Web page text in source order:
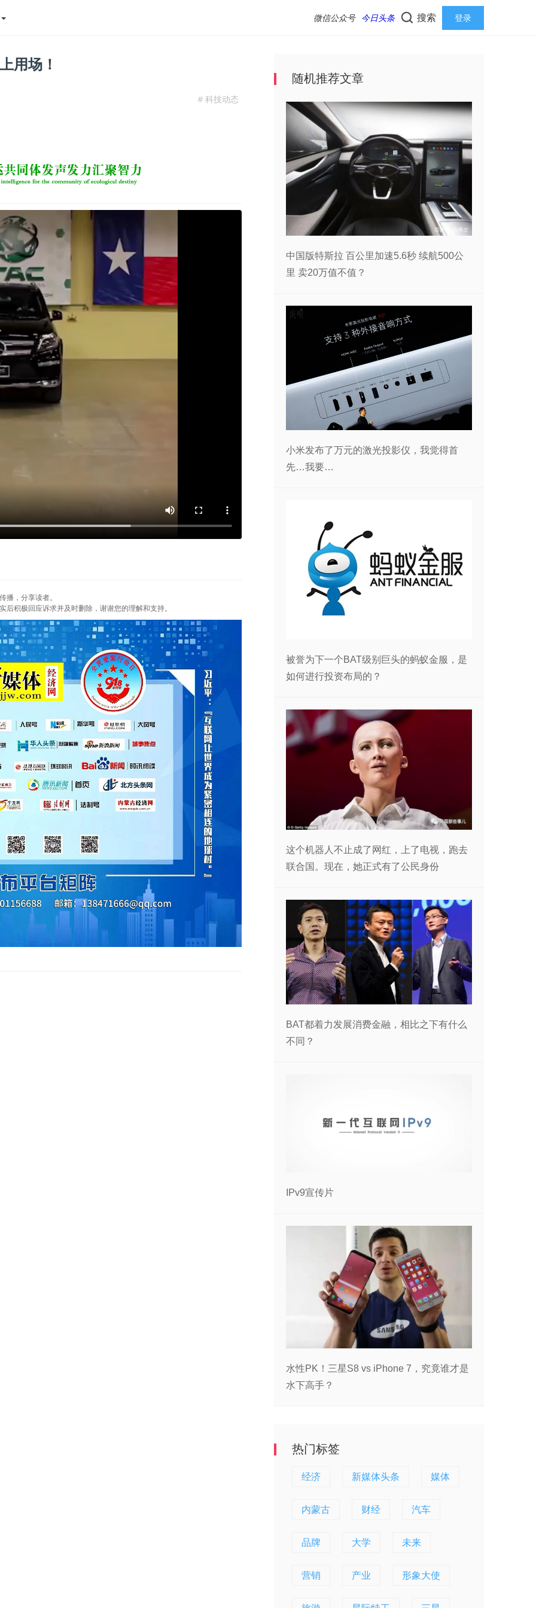
微信公众号 今日头条 搜索 登录
用场！
# 科技动态
播，分享读者。
积极回应诉求并及时删除，谢谢您的理解和支持。
随机推荐文章
中国版特斯拉 百公里加速5.6秒 续航500公
里 卖20万值不值？
小米发布了万元的激光投影仪，我觉得首
先…我要…
被誉为下一个BAT级别巨头的蚂蚁金服，是
如何进行投资布局的？
这个机器人不止成了网红，上了电视，跑去
联合国。现在，她正式有了公民身份
BAT都着力发展消费金融，相比之下有什么
不同？
IPv9宣传片
水性PK！三星S8 vs iPhone 7，究竟谁才是
水下高手？
热门标签
经济 新媒体头条 媒体
内蒙古 财经 汽车
品牌 大学 未来
营销 产业 形象大使